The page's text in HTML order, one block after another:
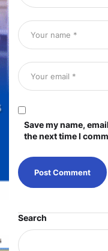
Save my name,
the next time I
Search